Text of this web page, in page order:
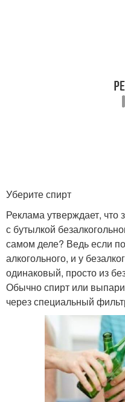
Уберите спирт
Реклама утверждает, что
с бутылкой
самом деле? Ведь если
алкогольного, и у
одинаковый, просто из
Обычно спирт или
через специальный